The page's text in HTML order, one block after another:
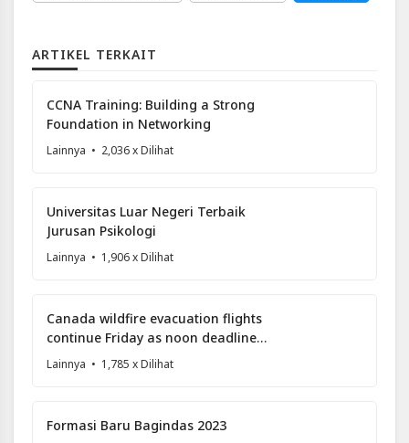
ARTIKEL TERKAIT
CCNA Training: Building a Strong
Foundation in Networking
Lainnya • 2,036 x Dilihat
Universitas Luar Negeri Terbaik
Jurusan Psikologi
Lainnya • 1,906 x Dilihat
Canada wildfire evacuation flights
continue Friday as noon deadline
looms
Lainnya • 1,785 x Dilihat
Formasi Baru Bagindas 2023